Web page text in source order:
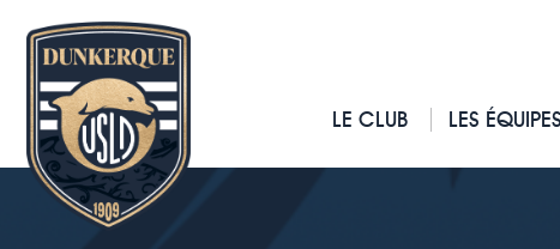
LE CLUB LES ÉQUIPES